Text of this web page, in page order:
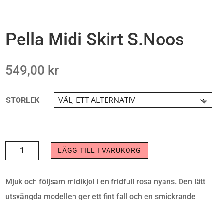
Pella Midi Skirt S.Noos
549,00 kr
STORLEK
PELLA
MIDI
SKIRT
S.NOOS
LÄGG TILL I VARUKORG
Mjuk och följsam midikjol i en fridfull rosa nyans. Den lätt
utsvängda modellen ger ett fint fall och en smickrande